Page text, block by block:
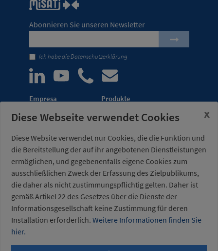
Abonnieren Sie unseren Newsletter
Ich habe dieDatenschutzerklärung
Empresa
Unternehmen
Messen
Vertriebsnetz
Produkte
Automatisierung von
Leichtbau-Robotergreifer
Kraftspanner für
Vorrichtungen
Misati S.L.
Av. de la Riera, 15
08960 Sant Just
Desvern
Bürozeiten:
Montag bis Freitag von
7.00 bis 15.00 Uhr
(UTC+01:00)
Diese Webseite verwendet Cookies
Diese Website verwendet nur Cookies, die die Funktion und
die Bereitstellung der auf ihr angebotenen Dienstleistungen
ermöglichen, und gegebenenfalls eigene Cookies zum
ausschließlichen Zweck der Erfassung des Zielpublikums,
die daher als nicht zustimmungspflichtig gelten. Daher ist
gemäß Artikel 22 des Gesetzes über die Dienste der
Informationsgesellschaft keine Zustimmung für deren
Installation erforderlich. Weitere Informationen finden Sie
hier.
x